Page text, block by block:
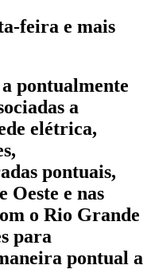
feira e mais
pontualmente
a
elétrica,
pontuais,
Oeste e nas
o Rio Grande
para
pontual a